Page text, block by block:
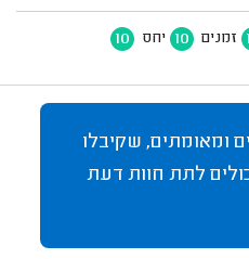
זמנים 10 יחס 10
ומאומתים, שקיבלו
לתת חוות דעת